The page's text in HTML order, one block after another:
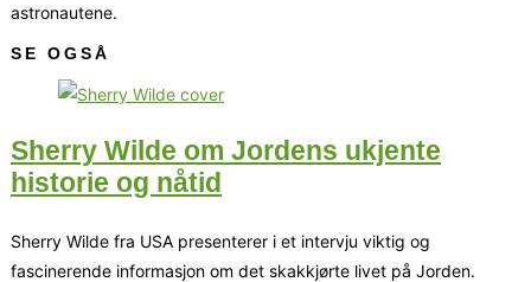
astronautene.
SE OGSÅ
Sherry Wilde om Jordens ukjente
historie og nåtid
Sherry Wilde fra USA presenterer i et intervju viktig og
fascinerende informasjon om det skakkjørte livet på Jorden.